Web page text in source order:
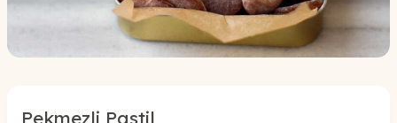
Pekmezli Pastil